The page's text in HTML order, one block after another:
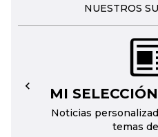
NUESTROS
MI
Noticias
temas
←